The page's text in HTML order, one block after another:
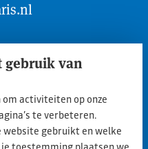
gebruik van
activiteiten op onze
te verbeteren.
website gebruikt en welke